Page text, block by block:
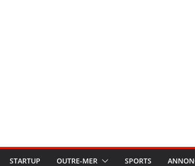
STARTUP OUTRE-MER SPORTS